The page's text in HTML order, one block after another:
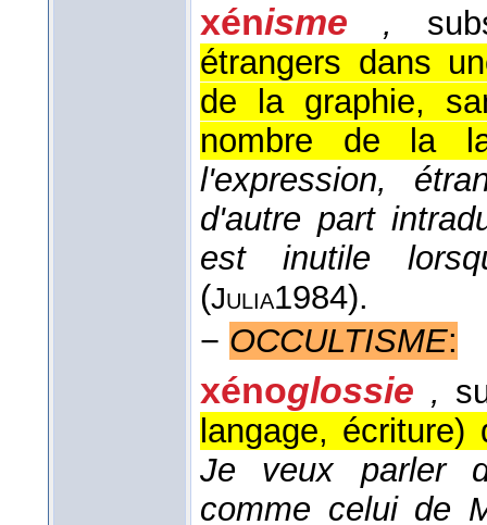
xénisme ,
étrangers dans
de la graphie,
nombre de la
l'expression,
d'autre part
est inutile
(Julia1984).
− OCCULTISME:
xénoglossie ,
langage,
Je veux parler
comme celui de